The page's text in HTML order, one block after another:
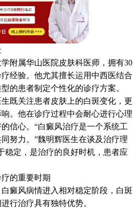
属华山医院皮肤科医师，拥有30
经验。他尤其擅长运用中西医结合
的患者制定个性化的诊疗方案。
关注患者皮肤上的白斑变化，更
。他在诊疗过程中会耐心进行心理
信心。“白癜风治疗是一个系统工
努力。”魏明辉医生在谈及治疗理
稳定，是治疗的良好时机，患者应
的重要时期
风病情进入相对稳定阶段，白斑
行治疗具有独特优势。